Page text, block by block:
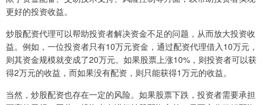
更好的投资收益。
炒股配资代理可以帮助投资者解决资金不足的问题，从而放大投资收
益。例如，一位投资者只有10万元资金，通过配资代理借入10万元，
则其资金规模就变成了20万元。如果股票上涨10%，则投资者可以获
得2万元的收益，而如果没有配资，则只能获得1万元的收益。
当然，炒股配资也存在一定的风险。如果股票下跌，投资者需要承担